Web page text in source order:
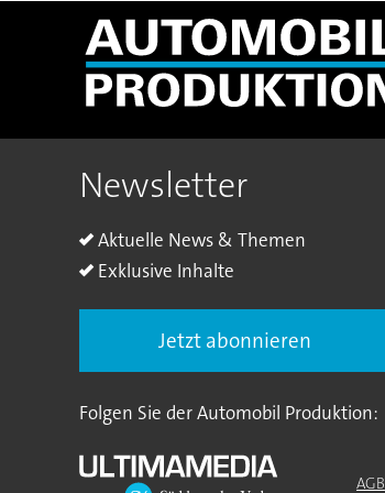
Newsletter
Aktuelle News & Themen
Exklusive Inhalte
Jetzt abonnieren
Folgen Sie der Automobil Produktion:
AGB